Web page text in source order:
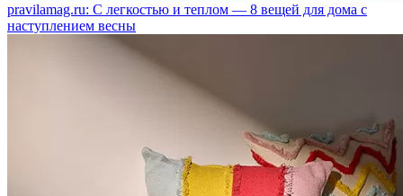
pravilamag.ru: С легкостью и теплом — 8 вещей для дома с
наступлением весны